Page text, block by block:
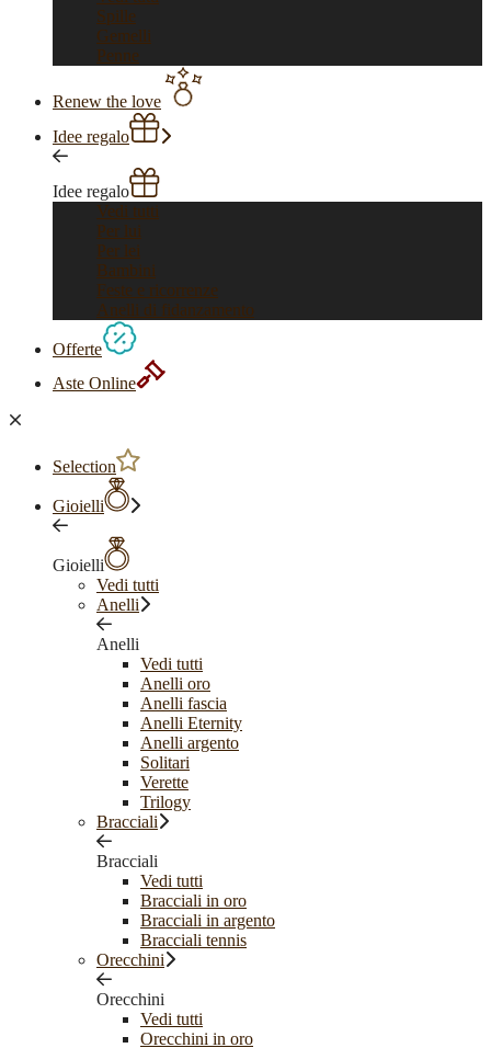
Spille
Gemelli
Penne
Renew the love
Idee regalo
Idee regalo
Vedi tutti
Per lui
Per lei
Bambini
Feste e ricorrenze
Anelli di fidanzamento
Offerte
Aste Online
Selection
Gioielli
Gioielli
Vedi tutti
Anelli
Anelli
Vedi tutti
Anelli oro
Anelli fascia
Anelli Eternity
Anelli argento
Solitari
Verette
Trilogy
Bracciali
Bracciali
Vedi tutti
Bracciali in oro
Bracciali in argento
Bracciali tennis
Orecchini
Orecchini
Vedi tutti
Orecchini in oro